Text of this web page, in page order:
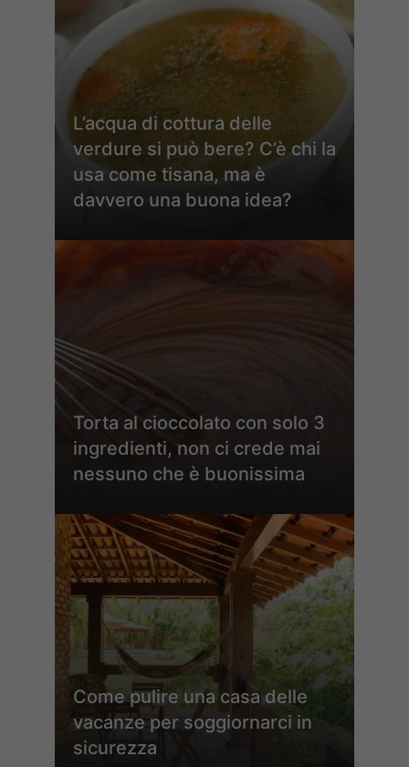
L’acqua di cottura delle
verdure si può bere? C’è chi la
usa come tisana, ma è
davvero una buona idea?
Torta al cioccolato con solo 3
ingredienti, non ci crede mai
nessuno che è buonissima
Come pulire una casa delle
vacanze per soggiornarci in
sicurezza